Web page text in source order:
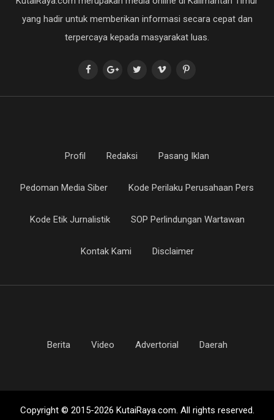
yang hadir untuk memberikan informasi secara cepat dan
terpercaya kepada masyarakat luas.
Profil Redaksi Pasang Iklan
Pedoman Media Siber Kode Perilaku Perusahaan Pers
Kode Etik Jurnalistik SOP Perlindungan Wartawan
Kontak Kami Disclaimer
Berita Video Advertorial Daerah
Copyright © 2015-2026 KutaiRaya.com. All rights reserved.